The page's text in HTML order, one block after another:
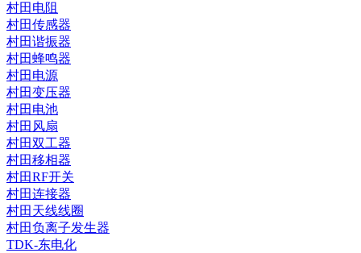
村田电阻
村田传感器
村田谐振器
村田蜂鸣器
村田电源
村田变压器
村田电池
村田风扇
村田双工器
村田移相器
村田RF开关
村田连接器
村田天线线圈
村田负离子发生器
TDK-东电化